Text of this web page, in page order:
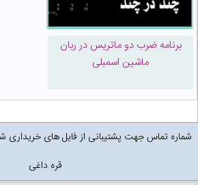
برنامه ضرب دو ماتریس در ربان
ماشین اسمبلی
قره داغی